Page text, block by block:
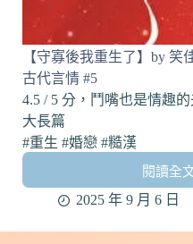
【守寡後我重生了】by 笑
古代言情 #5
4.5 / 5 分，鬥嘴也是情趣
大長篇
#重生 #婚戀 #糙漢
閱讀全
【
寡
我
2025 年 9 月 6 日